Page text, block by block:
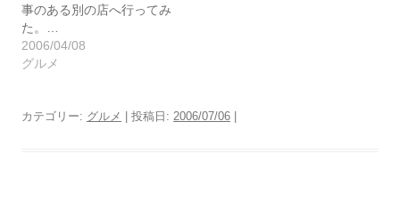
事のある別の店へ行ってみ
た。…
2006/04/08
グルメ
カテゴリー: グルメ | 投稿日: 2006/07/06